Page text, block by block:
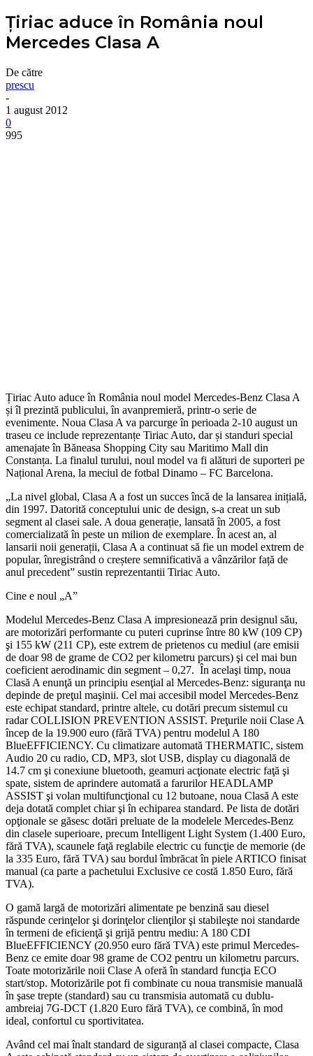
Țiriac aduce în România noul
Mercedes Clasa A
De către
prescu
-
1 august 2012
0
995
Țiriac Auto aduce în România noul model Mercedes-Benz Clasa A
și îl prezintă publicului, în avanpremieră, printr-o serie de
evenimente. Noua Clasa A va parcurge în perioada 2-10 august un
traseu ce include reprezentanțe Tiriac Auto, dar și standuri special
amenajate în Băneasa Shopping City sau Maritimo Mall din
Constanța. La finalul turului, noul model va fi alături de suporteri pe
Național Arena, la meciul de fotbal Dinamo – FC Barcelona.
„La nivel global, Clasa A a fost un succes încă de la lansarea inițială,
din 1997. Datorită conceptului unic de design, s-a creat un sub
segment al clasei sale. A doua generație, lansată în 2005, a fost
comercializată în peste un milion de exemplare. În acest an, al
lansarii noii generații, Clasa A a continuat să fie un model extrem de
popular, înregistrând o creștere semnificativă a vânzărilor față de
anul precedent” sustin reprezentantii Tiriac Auto.
Cine e noul „A”
Modelul Mercedes-Benz Clasa A impresionează prin designul său,
are motorizări performante cu puteri cuprinse între 80 kW (109 CP)
şi 155 kW (211 CP), este extrem de prietenos cu mediul (are emisii
de doar 98 de grame de CO2 per kilometru parcurs) şi cel mai bun
coeficient aerodinamic din segment – 0,27. În acelaşi timp, noua
Clasă A enunţă un principiu esenţial al Mercedes-Benz: siguranţa nu
depinde de preţul maşinii. Cel mai accesibil model Mercedes-Benz
este echipat standard, printre altele, cu dotări precum sistemul cu
radar COLLISION PREVENTION ASSIST. Preţurile noii Clase A
încep de la 19.900 euro (fără TVA) pentru modelul A 180
BlueEFFICIENCY. Cu climatizare automată THERMATIC, sistem
Audio 20 cu radio, CD, MP3, slot USB, display cu diagonală de
14.7 cm şi conexiune bluetooth, geamuri acţionate electric faţă şi
spate, sistem de aprindere automată a farurilor HEADLAMP
ASSIST şi volan multifuncţional cu 12 butoane, noua Clasă A este
deja dotată complet chiar şi în echiparea standard. Pe lista de dotări
opţionale se găsesc dotări preluate de la modelele Mercedes-Benz
din clasele superioare, precum Intelligent Light System (1.400 Euro,
fără TVA), scaunele faţă reglabile electric cu funcţie de memorie (de
la 335 Euro, fără TVA) sau bordul îmbrăcat în piele ARTICO finisat
manual (ca parte a pachetului Exclusive ce costă 1.850 Euro, fără
TVA).
O gamă largă de motorizări alimentate pe benzină sau diesel
răspunde cerinţelor şi dorinţelor clienţilor şi stabileşte noi standarde
în termeni de eficienţă şi grijă pentru mediu: A 180 CDI
BlueEFFICIENCY (20.950 euro fără TVA) este primul Mercedes-
Benz ce emite doar 98 grame de CO2 pentru un kilometru parcurs.
Toate motorizările noii Clase A oferă în standard funcţia ECO
start/stop. Motorizările pot fi combinate cu noua transmisie manuală
în şase trepte (standard) sau cu transmisia automată cu dublu-
ambreiaj 7G-DCT (1.820 Euro fără TVA), ce combină, în mod
ideal, confortul cu sportivitatea.
Având cel mai înalt standard de siguranță al clasei compacte, Clasa